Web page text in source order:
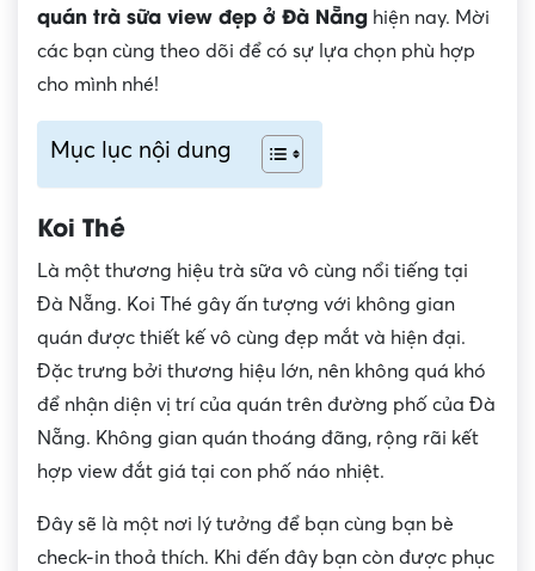
quán trà sữa view đẹp ở Đà Nẵng hiện nay. Mời
các bạn cùng theo dõi để có sự lựa chọn phù hợp
cho mình nhé!
Mục lục nội dung
Koi Thé
Là một thương hiệu trà sữa vô cùng nổi tiếng tại
Đà Nẵng. Koi Thé gây ấn tượng với không gian
quán được thiết kế vô cùng đẹp mắt và hiện đại.
Đặc trưng bởi thương hiệu lớn, nên không quá khó
để nhận diện vị trí của quán trên đường phố của Đà
Nẵng. Không gian quán thoáng đãng, rộng rãi kết
hợp view đắt giá tại con phố náo nhiệt.
Đây sẽ là một nơi lý tưởng để bạn cùng bạn bè
check-in thoả thích. Khi đến đây bạn còn được phục